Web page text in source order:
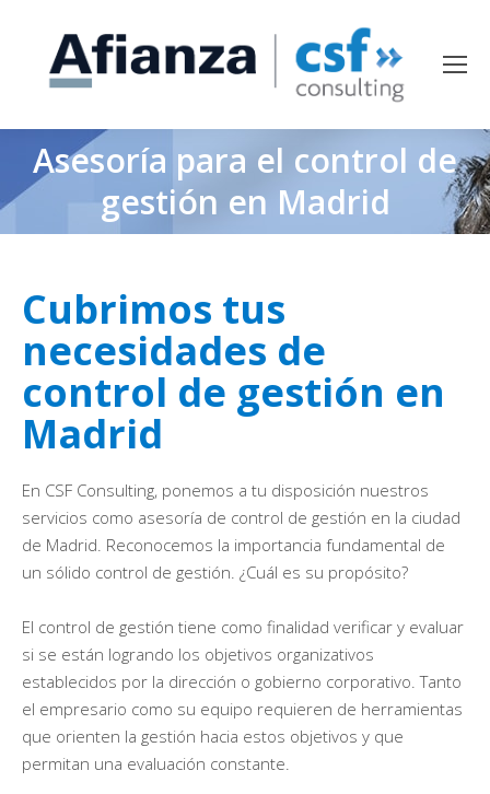
Asesoría para el control de
gestión en Madrid
Cubrimos tus
necesidades de
control de gestión en
Madrid
En CSF Consulting, ponemos a tu disposición nuestros
servicios como asesoría de control de gestión en la ciudad
de Madrid. Reconocemos la importancia fundamental de
un sólido control de gestión. ¿Cuál es su propósito?
El control de gestión tiene como finalidad verificar y evaluar
si se están logrando los objetivos organizativos
establecidos por la dirección o gobierno corporativo. Tanto
el empresario como su equipo requieren de herramientas
que orienten la gestión hacia estos objetivos y que
permitan una evaluación constante.